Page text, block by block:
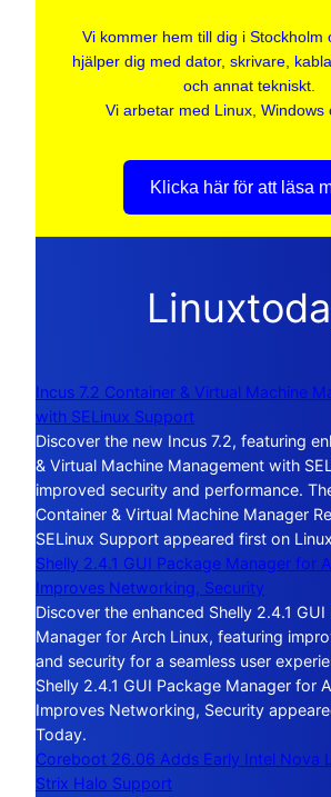
Vi kommer hem till dig i Stockholm
hjälper dig med dator, skrivare,
och annat tekniskt.
Vi arbetar med Linux, Windows
Klicka här för att läsa
Incus 7.2 Container & Virtual Machine
with SELinux Support
Discover the new Incus 7.2, featuring
& Virtual Machine Management with
improved security and performance.
Container & Virtual Machine Manager
SELinux Support appeared first on
Shelly 2.4.1 GUI Package Manager for
Improves Networking, Security
Discover the enhanced Shelly 2.4.1 GUI
Manager for Arch Linux, featuring
and security for a seamless user
Shelly 2.4.1 GUI Package Manager for
Improves Networking, Security
Today.
Coreboot 26.06 Adds Early Intel Nova
Strix Halo Support